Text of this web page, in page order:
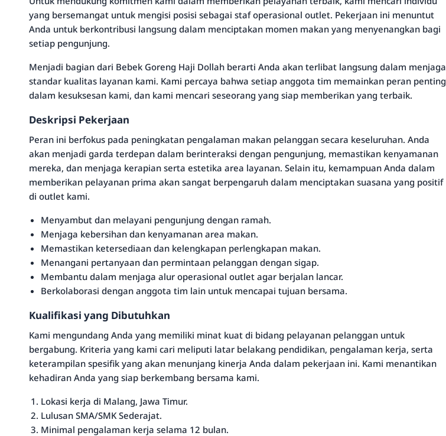
yang bersemangat untuk mengisi posisi sebagai staf operasional outlet. Pekerjaan ini menuntut
Anda untuk berkontribusi langsung dalam menciptakan momen makan yang menyenangkan bagi
setiap pengunjung.
Menjadi bagian dari Bebek Goreng Haji Dollah berarti Anda akan terlibat langsung dalam menjaga
standar kualitas layanan kami. Kami percaya bahwa setiap anggota tim memainkan peran penting
dalam kesuksesan kami, dan kami mencari seseorang yang siap memberikan yang terbaik.
Deskripsi Pekerjaan
Peran ini berfokus pada peningkatan pengalaman makan pelanggan secara keseluruhan. Anda
akan menjadi garda terdepan dalam berinteraksi dengan pengunjung, memastikan kenyamanan
mereka, dan menjaga kerapian serta estetika area layanan. Selain itu, kemampuan Anda dalam
memberikan pelayanan prima akan sangat berpengaruh dalam menciptakan suasana yang positif
di outlet kami.
Menyambut dan melayani pengunjung dengan ramah.
Menjaga kebersihan dan kenyamanan area makan.
Memastikan ketersediaan dan kelengkapan perlengkapan makan.
Menangani pertanyaan dan permintaan pelanggan dengan sigap.
Membantu dalam menjaga alur operasional outlet agar berjalan lancar.
Berkolaborasi dengan anggota tim lain untuk mencapai tujuan bersama.
Kualifikasi yang Dibutuhkan
Kami mengundang Anda yang memiliki minat kuat di bidang pelayanan pelanggan untuk
bergabung. Kriteria yang kami cari meliputi latar belakang pendidikan, pengalaman kerja, serta
keterampilan spesifik yang akan menunjang kinerja Anda dalam pekerjaan ini. Kami menantikan
kehadiran Anda yang siap berkembang bersama kami.
Lokasi kerja di Malang, Jawa Timur.
Lulusan SMA/SMK Sederajat.
Minimal pengalaman kerja selama 12 bulan.